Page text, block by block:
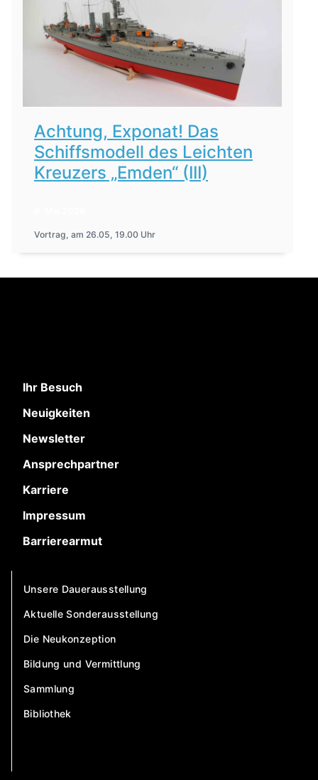
Achtung, Exponat! Das
Schiffsmodell des Leichten
Kreuzers „Emden“ (III)
Vortrag, am 26.05, 19.00 Uhr
Ihr Besuch
Neuigkeiten
Newsletter
Ansprechpartner
Karriere
Impressum
Barrierearmut
Unsere Dauerausstellung
Aktuelle Sonderausstellung
Die Neukonzeption
Bildung und Vermittlung
Sammlung
Bibliothek